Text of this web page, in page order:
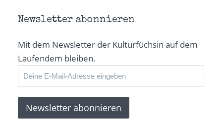
Newsletter abonnieren
Mit dem Newsletter der Kulturfüchsin auf dem
Laufendem bleiben.